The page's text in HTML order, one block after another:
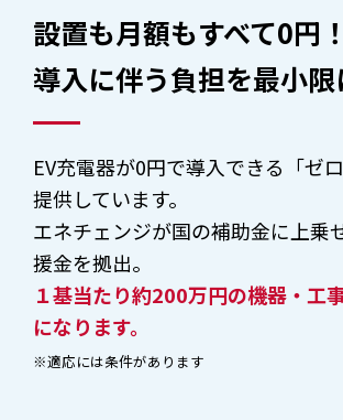
設置も月額もすべて0円！
導入に伴う負担を最小
EV充電器が0円で導入できる「ゼ
提供しています。
エネチェンジが国の補助金に上乗
援金を拠出。
１基当たり約200万円の機器・工
になります。
※適応には条件があります